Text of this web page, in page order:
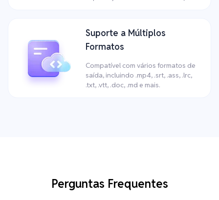
Suporte a Múltiplos
Formatos
Compatível com vários formatos de
saída, incluindo .mp4, .srt, .ass, .lrc,
.txt, .vtt, .doc, .md e mais.
Perguntas Frequentes